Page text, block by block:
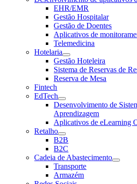
EHR/EMR
Gestão Hospitalar
Gestão de Doentes
Aplicativos de
Telemedicina
Hotelaria
Gestão Hoteleira
Sistema de Reservas de
Reserva de Mesa
Fintech
EdTech
Desenvolvimento de
Aprendizagem
Aplicativos de eLearning
Retalho
B2B
B2C
Cadeia de Abastecimento
Transporte
Armazém